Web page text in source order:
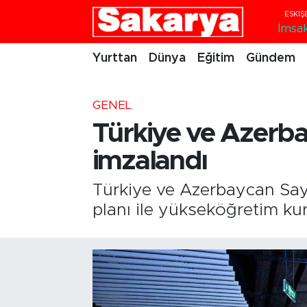
Yurttan Dünya Eğitim Gündem
GENEL
Türkiye ve
imzalandı
Türkiye ve Azerbaycan
planı ile yükseköğretim
Eskişehirspor
Kültür Sanat
Eskişehir Nöbetçi Eczaneler
Eskişehir Namaz Vakitleri
Eskişehir Trafik Yoğunluk Haritası
Süper Lig Puan Durumu ve Fikstür
Son Dakika Haberleri
Haber Arşivi